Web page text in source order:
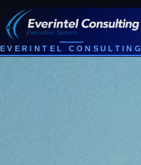
EVERINTEL CONSULTING